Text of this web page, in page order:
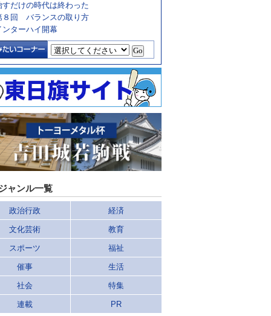
すだけの時代は終わった
８回 バランスの取り方
ンターハイ開幕
ャンル一覧
政治行政 経済
文化芸術 教育
スポーツ 福祉
催事 生活
社会 特集
連載 PR